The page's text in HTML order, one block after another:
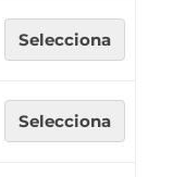
Selecciona
Selecciona